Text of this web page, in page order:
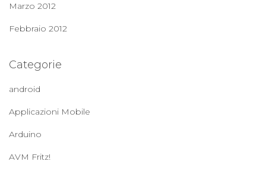
Marzo 2012
Febbraio 2012
Categorie
android
Applicazioni Mobile
Arduino
AVM Fritz!